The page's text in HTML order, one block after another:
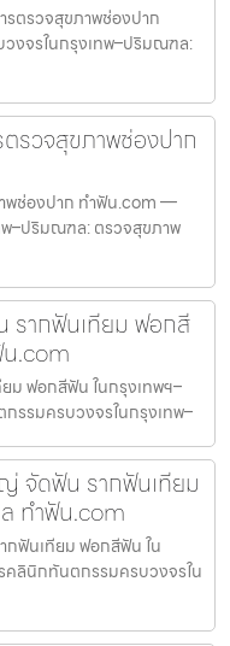
ตรวจสุขภาพช่องปาก
งจรในกรุงเทพ–ปริมณฑล:
รวจสุขภาพช่องปาก
พช่องปาก ทำฟัน.com —
–ปริมณฑล: ตรวจสุขภาพ
รากฟันเทียม ฟอกสี
.com
ม ฟอกสีฟัน ในกรุงเทพฯ–
รมครบวงจรในกรุงเทพ–
จัดฟัน รากฟันเทียม
ทำฟัน.com
กฟันเทียม ฟอกสีฟัน ใน
ลินิกทันตกรรมครบวงจรใน